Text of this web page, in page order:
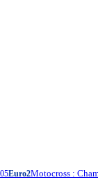
Euro2Motocross :